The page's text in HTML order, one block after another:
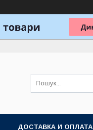
ДОСТАВКА И ОПЛАТА